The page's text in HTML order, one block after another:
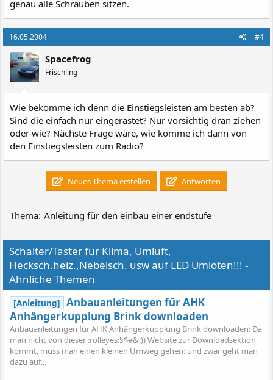
genau alle Schrauben sitzen.
16.05.2004 #4
Spacefrog
Frischling
Wie bekomme ich denn die Einstiegsleisten am besten ab?
Sind die einfach nur eingerastet? Nur vorsichtig dran ziehen
oder wie? Nächste Frage wäre, wie komme ich dann von
den Einstiegsleisten zum Radio?
Neues Thema erstellen Antworten
Thema: Anleitung für den einbau einer endstufe
Schalter/Taster für Klima, Umluft,
Hecksch.heiz.,Nebelsch. usw auf LED Ümlöten!!! -
Ähnliche Themen
[Anleitung] Anbauanleitungen für AHK
Anhängerkupplung Brink downloaden
Anbauanleitungen für AHK Anhängerkupplung Brink downloaden: Da
man nicht von dieser :rolleyes:§$#&:)) Website zur Downloadsektion
kommt, muss man einen kleinen Umweg gehen: und zwar geht man
dazu auf...